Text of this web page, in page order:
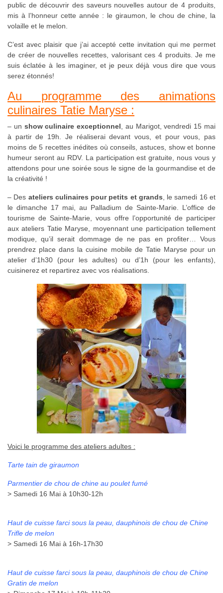
public de découvrir des saveurs nouvelles autour de 4 produits,
mis à l’honneur cette année : le giraumon, le chou de chine, la
volaille et le melon.
C’est avec plaisir que j’ai accepté cette invitation qui me permet
de créer de nouvelles recettes, valorisant ces 4 produits. Je me
suis éclatée à les imaginer, et je peux déjà vous dire que vous
serez étonnés!
Au programme des animations
culinaires Tatie Maryse :
– un show culinaire exceptionnel , au Marigot, vendredi 15 mai
à partir de 19h. Je réaliserai devant vous, et pour vous, pas
moins de 5 recettes inédites où conseils, astuces, show et bonne
humeur seront au RDV. La participation est gratuite, nous vous y
attendons pour une soirée sous le signe de la gourmandise et de
la créativité !
– Des ateliers culinaires pour petits et grands , le samedi 16 et
le dimanche 17 mai, au Palladium de Sainte-Marie. L’office de
tourisme de Sainte-Marie, vous offre l’opportunité de participer
aux ateliers Tatie Maryse, moyennant une participation tellement
modique, qu’il serait dommage de ne pas en profiter… Vous
prendrez place dans la cuisine mobile de Tatie Maryse pour un
atelier d’1h30 (pour les adultes) ou d’1h (pour les enfants),
cuisinerez et repartirez avec vos réalisations.
Voici le programme des ateliers adultes :
Tarte tain de giraumon
Parmentier de chou de chine au poulet fumé
> Samedi 16 Mai à 10h30-12h
Haut de cuisse farci sous la peau, dauphinois de chou de Chine
Trifle de melon
> Samedi 16 Mai à 16h-17h30
Haut de cuisse farci sous la peau, dauphinois de chou de Chine
Gratin de melon